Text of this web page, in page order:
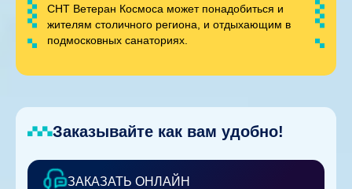
СНТ Ветеран Космоса может понадобиться и
жителям столичного региона, и отдыхающим в
подмосковных санаториях.
Заказывайте как вам удобно!
ЗАКАЗАТЬ ОНЛАЙН